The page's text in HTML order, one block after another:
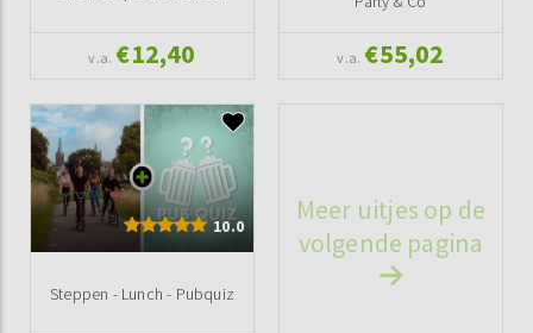
v.a. €12,40 v.a. €55,02
10.0
Steppen - Lunch - Pubquiz
Meer uitjes op de
volgende pagina